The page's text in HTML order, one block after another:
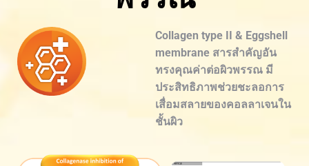
Collagen type II & Eggshell
membrane สารสำคัญอัน
ทรงคุณค่าต่อผิวพรรณ มี
ประสิทธิภาพช่วยชะลอการ
เสื่อมสลายของคอลลาเจนใน
ชั้นผิว